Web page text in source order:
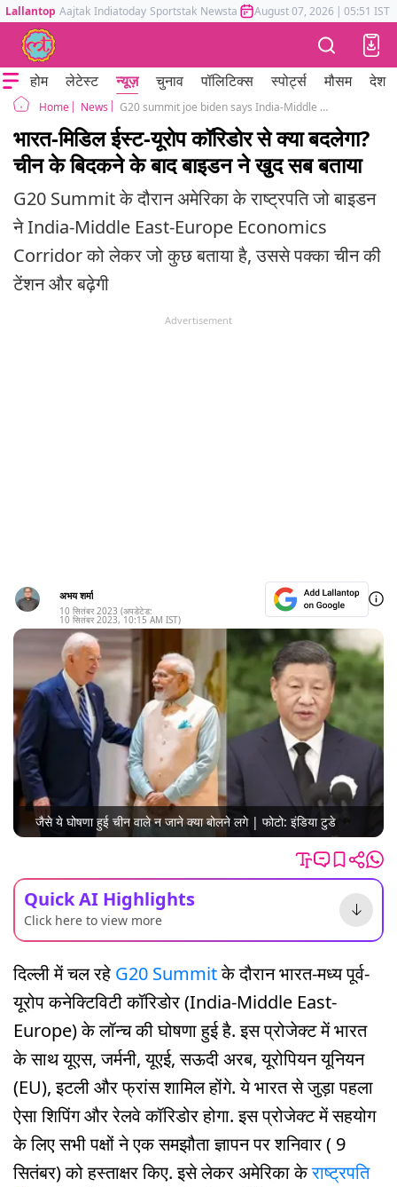
Lallantop Aajtak Indiatoday Sportstak Newstak Mumbai Tak Astrotak
August 07, 2026 | 05:51 IST
होम लेटेस्ट न्यूज़ चुनाव पॉलिटिक्स स्पोर्ट्स मौसम देश
Home News G20 summit joe biden says India-Middle East-Europe economic corridor will be Game-changing investment china anger
भारत-मिडिल ईस्ट-यूरोप कॉरिडोर से क्या बदलेगा?
चीन के बिदकने के बाद बाइडन ने खुद सब बताया
G20 Summit के दौरान अमेरिका के राष्ट्रपति जो बाइडन
ने India-Middle East-Europe Economics
Corridor को लेकर जो कुछ बताया है, उससे पक्का चीन की
टेंशन और बढ़ेगी
Advertisement
अभय शर्मा
10 सितंबर 2023 (अपडेटेड:
10 सितंबर 2023, 10:15 AM IST)
जैसे ये घोषणा हुई चीन वाले न जाने क्या बोलने लगे | फोटो: इंडिया टुडे
Quick AI Highlights
Click here to view more
दिल्ली में चल रहे G20 Summitके दौरान भारत-मध्य पूर्व-
यूरोप कनेक्टिविटी कॉरिडोर (India-Middle East-
Europe) के लॉन्च की घोषणा हुई है. इस प्रोजेक्ट में भारत
के साथ यूएस, जर्मनी, यूएई, सऊदी अरब, यूरोपियन यूनियन
(EU), इटली और फ्रांस शामिल होंगे. ये भारत से जुड़ा पहला
ऐसा शिपिंग और रेलवे कॉरिडोर होगा. इस प्रोजेक्ट में सहयोग
के लिए सभी पक्षों ने एक समझौता ज्ञापन पर शनिवार ( 9
सितंबर) को हस्ताक्षर किए. इसे लेकर अमेरिका केराष्ट्रपति